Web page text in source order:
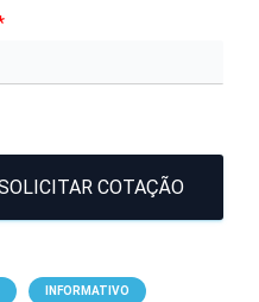
COTAÇÃO
INFORMATIVO